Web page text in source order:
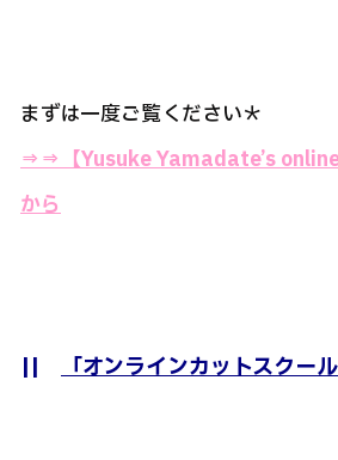
まずは一度ご覧ください＊
⇒⇒【Yusuke Yamadate’s
から
|| 「オンラインカットスクー